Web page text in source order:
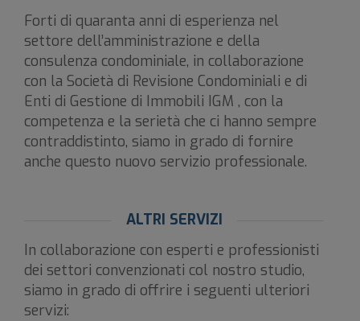
Forti di quaranta anni di esperienza nel
settore dell’amministrazione e della
consulenza condominiale, in collaborazione
con la Società di Revisione Condominiali e di
Enti di Gestione di Immobili IGM , con la
competenza e la serietà che ci hanno sempre
contraddistinto, siamo in grado di fornire
anche questo nuovo servizio professionale.
ALTRI SERVIZI
In collaborazione con esperti e professionisti
dei settori convenzionati col nostro studio,
siamo in grado di offrire i seguenti ulteriori
servizi: